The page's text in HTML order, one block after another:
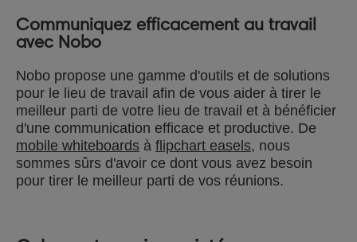
Communiquez efficacement au travail
avec Nobo
Nobo propose une gamme d'outils et de solutions
pour le lieu de travail afin de vous aider à tirer le
meilleur parti de votre lieu de travail et à bénéficier
d'une communication efficace et productive. De
mobile whiteboards à flipchart easels, nous
sommes sûrs d'avoir ce dont vous avez besoin
pour tirer le meilleur parti de vos réunions.